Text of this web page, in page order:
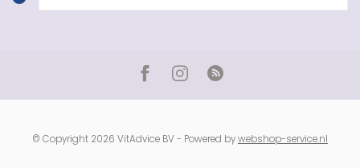
© Copyright 2026 VitAdvice BV - Powered bywebshop-service.nl